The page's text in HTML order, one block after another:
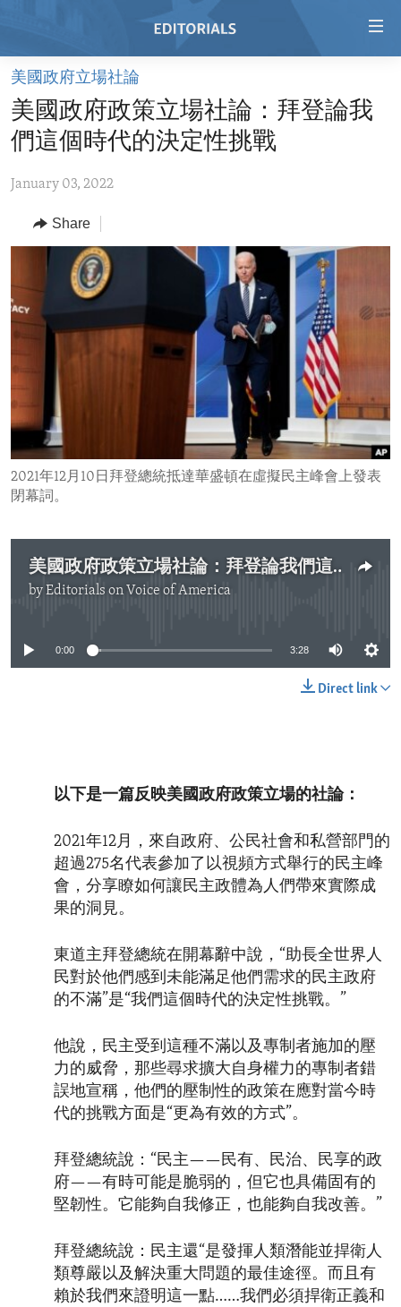
Skip
main
content
to
Navigation
Skip
Search
HOME
VIDEO
REGIONS
AFRICA
AMERICAS
ASIA
EUROPE
MIDDLE EAST
TOPICS
HUMAN RIGHTS
SECURITY AND DEFENSE
AID AND DEVELOPMENT
DEMOCRACY AND GOVERNANCE
ECONOMY AND TRADE
ENVIRONMENT AND HEALTH
IDEALS AND INSTITUTIONS
ARCHIVE
ABOUT US
FOLLOW US
美國政府立場社論
美國政府政策立場社論：拜登論我
們這個時代的決定性挑戰
January 03, 2022
Share
2021年12月10日拜登總統抵達華盛頓在虛擬民主峰會上發表
閉幕詞。
美國政府政策立場社論：拜登論我們這個時代的決定性挑戰
byEditorials on Voice of America
0:00 3:28
Direct link
以下是一篇反映美國政府政策立場的社論：
2021年12月，來自政府、公民社會和私營部門的
超過275名代表參加了以視頻方式舉行的民主峰
會，分享瞭如何讓民主政體為人們帶來實際成
果的洞見。
東道主拜登總統在開幕辭中說，“助長全世界人
民對於他們感到未能滿足他們需求的民主政府
的不滿”是“我們這個時代的決定性挑戰。”
他說，民主受到這種不滿以及專制者施加的壓
力的威脅，那些尋求擴大自身權力的專制者錯
誤地宣稱，他們的壓制性的政策在應對當今時
代的挑戰方面是“更為有效的方式”。
拜登總統說：“民主——民有、民治、民享的政
府——有時可能是脆弱的，但它也具備固有的
堅韌性。它能夠自我修正，也能夠自我改善。”
拜登總統說：民主還“是發揮人類潛能並捍衛人
類尊嚴以及解決重大問題的最佳途徑。而且有
賴於我們來證明這一點……我們必須捍衛正義和